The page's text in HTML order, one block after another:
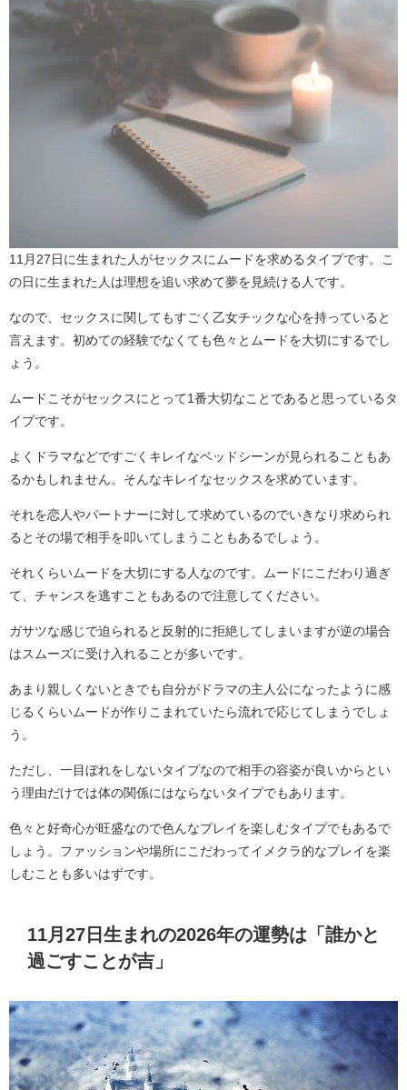
11月27日に生まれた人がセックスにムードを求めるタイプです。こ
の日に生まれた人は理想を追い求めて夢を見続ける人です。
なので、セックスに関してもすごく乙女チックな心を持っていると
言えます。初めての経験でなくても色々とムードを大切にするでし
ょう。
ムードこそがセックスにとって1番大切なことであると思っているタ
イプです。
よくドラマなどですごくキレイなベッドシーンが見られることもあ
るかもしれません。そんなキレイなセックスを求めています。
それを恋人やパートナーに対して求めているのでいきなり求められ
るとその場で相手を叩いてしまうこともあるでしょう。
それくらいムードを大切にする人なのです。ムードにこだわり過ぎ
て、チャンスを逃すこともあるので注意してください。
ガサツな感じで迫られると反射的に拒絶してしまいますが逆の場合
はスムーズに受け入れることが多いです。
あまり親しくないときでも自分がドラマの主人公になったように感
じるくらいムードが作りこまれていたら流れで応じてしまうでしょ
う。
ただし、一目ぼれをしないタイプなので相手の容姿が良いからとい
う理由だけでは体の関係にはならないタイプでもあります。
色々と好奇心が旺盛なので色んなプレイを楽しむタイプでもあるで
しょう。ファッションや場所にこだわってイメクラ的なプレイを楽
しむことも多いはずです。
11月27日生まれの2026年の運勢は「誰かと
過ごすことが吉」